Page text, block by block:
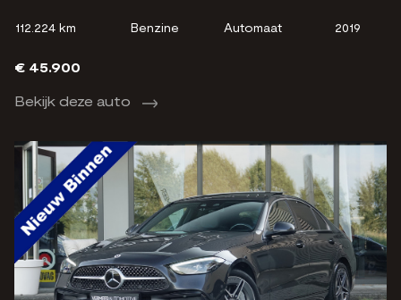
112.224 km Benzine Automaat 2019
€ 45.900
Bekijk deze auto